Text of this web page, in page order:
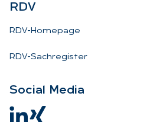
RDV
RDV-Homepage
RDV-Sachregister
So­ci­al Me­dia